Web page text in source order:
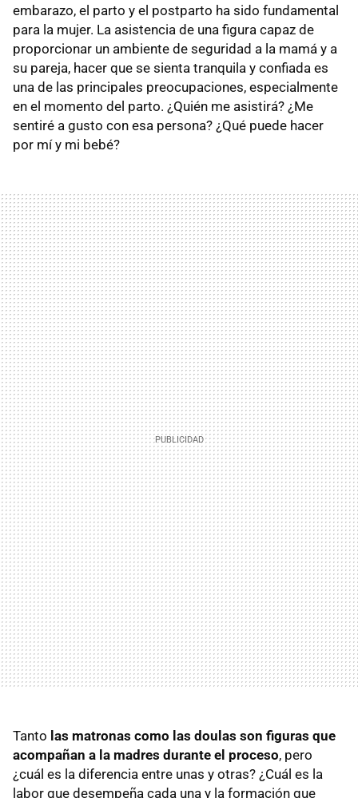
embarazo, el parto y el postparto ha sido fundamental
para la mujer. La asistencia de una figura capaz de
proporcionar un ambiente de seguridad a la mamá y a
su pareja, hacer que se sienta tranquila y confiada es
una de las principales preocupaciones, especialmente
en el momento del parto. ¿Quién me asistirá? ¿Me
sentiré a gusto con esa persona? ¿Qué puede hacer
por mí y mi bebé?
Tanto las matronas como las doulas son figuras que
acompañan a la madres durante el proceso, pero
¿cuál es la diferencia entre unas y otras? ¿Cuál es la
labor que desempeña cada una y la formación que